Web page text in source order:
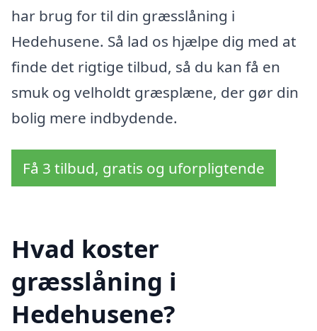
har brug for til din græsslåning i
Hedehusene. Så lad os hjælpe dig med at
finde det rigtige tilbud, så du kan få en
smuk og velholdt græsplæne, der gør din
bolig mere indbydende.
Få 3 tilbud, gratis og uforpligtende
Hvad koster
græsslåning i
Hedehusene?